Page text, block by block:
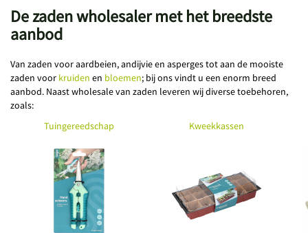
De zaden wholesaler met het breedste
aanbod
Van zaden voor aardbeien, andijvie en asperges tot aan de mooiste
zaden voor kruiden en bloemen; bij ons vindt u een enorm breed
aanbod. Naast wholesale van zaden leveren wij diverse toebehoren,
zoals:
Tuingereedschap
Kweekkassen